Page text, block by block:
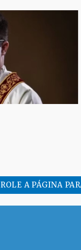
ROLE A PÁGINA